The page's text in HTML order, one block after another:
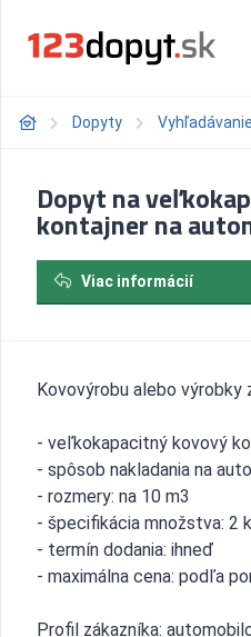
Dopyty Vyhľadávanie
Dopyt na
kontajner na
Viac informácií
Kovovýrobu alebo výrobky
- veľkokapacitný kovový
- spôsob nakladania na
- rozmery: na 10 m3
- špecifikácia množstva: 2
- termín dodania: ihneď
- maximálna cena: podľa
Profil zákazníka: